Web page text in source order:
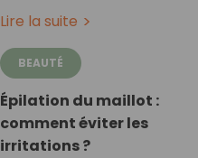
Lire la suite
BEAUTÉ
Épilation du maillot :
comment éviter les
irritations ?